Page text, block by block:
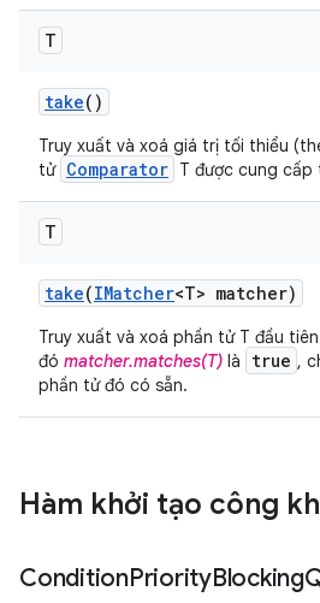
T
take()
Truy xuất và xoá giá trị tối thiểu
tử Comparator T được cung cấp
T
take(IMatcher<T> matcher)
Truy xuất và xoá phần tử T đầu
đó matcher.matches(T) là true ,
phần tử đó có sẵn.
Hàm khởi tạo công
ConditionPriorityBlocking